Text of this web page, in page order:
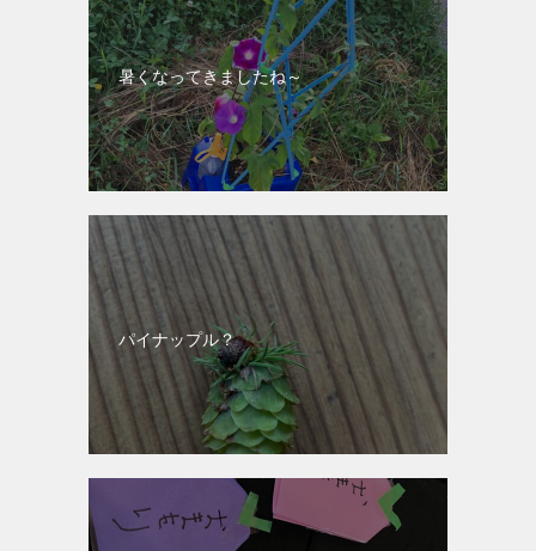
暑くなってきましたね～
パイナップル？